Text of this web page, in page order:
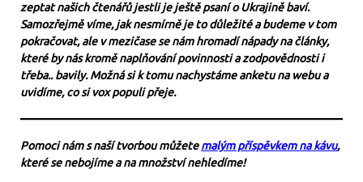
zeptat našich čtenářů jestli je ještě psaní o Ukrajině baví.
Samozřejmě víme, jak nesmírně je to důležité a budeme v tom
pokračovat, ale v mezičase se nám hromadí nápady na články,
které by nás kromě naplňování povinnosti a zodpovědnosti i
třeba.. bavily. Možná si k tomu nachystáme anketu na webu a
uvidíme, co si vox populi přeje.
Pomoci nám s naší tvorbou můžetemalým příspěvkem na kávu,
které se nebojíme a na množství nehledíme!